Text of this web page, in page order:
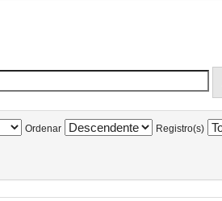
Ordenar Registro(s)